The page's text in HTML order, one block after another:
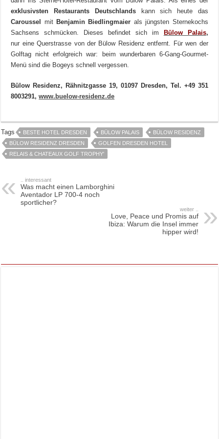
exklusivsten Restaurants Deutschlandskann sich heute das
Caroussel
mit Benjamin Biedlingmaier als jüngsten Sternekochs
Sachsens schmücken. Dieses befindet sich im
Bülow Palais,
nur eine Querstrasse von der Bülow Residenz entfernt. Für wen der
Golftag nicht erfolgreich war: beim wunderbaren 6-Gang-Gourmet-
Menü sind die Bogeys schnell vergessen.
Bülow Residenz, Rähnitzgasse 19, 01097 Dresden, Tel. +49 351
8003291,www.buelow-residenz.de
Tags BESTE HOTEL DRESDEN BÜLOW PALAIS
BÜLOW RESIDENZ
BÜLOW RESIDENZ DRESDEN
GOLFEN DRESDEN HOTEL
RELAIS & CHATEAUX GOLF TROPHY'
.. interessant
Was macht einen Lamborghini
Aventador LP 700-4 noch
sportlicher?
weiter ..
Love, Peace und Promis auf
Ibiza: Warum die Insel immer
hipper wird!